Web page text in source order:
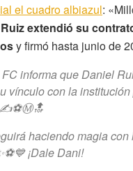
el cuadro albiazul:
extendió su
y firmó hasta junio de
informa que Daniel
vínculo con la institución
✍️⚽️Ⓜ️🔝
haciendo magia con
¡Dale Dani!